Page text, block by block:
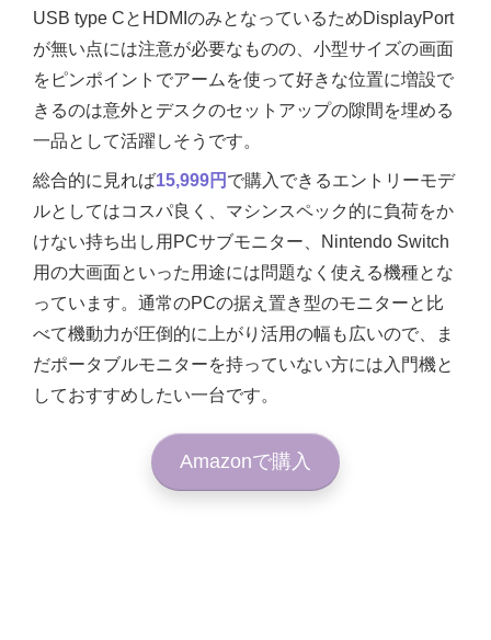
USB type CとHDMIのみとなっているためDisplayPort
が無い点には注意が必要なものの、小型サイズの画面
をピンポイントでアームを使って好きな位置に増設で
きるのは意外とデスクのセットアップの隙間を埋める
一品として活躍しそうです。
総合的に見れば15,999円 で購入できるエントリーモデ
ルとしてはコスパ良く、マシンスペック的に負荷をか
けない持ち出し用PCサブモニター、Nintendo Switch
用の大画面といった用途には問題なく使える機種とな
っています。通常のPCの据え置き型のモニターと比
べて機動力が圧倒的に上がり活用の幅も広いので、ま
だポータブルモニターを持っていない方には入門機と
しておすすめしたい一台です。
Amazonで購入